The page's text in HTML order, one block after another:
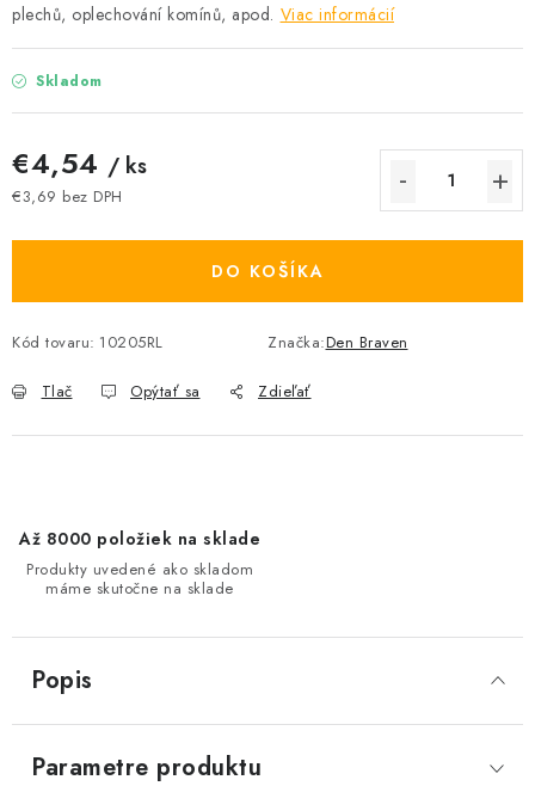
plechů, oplechování komínů, apod. Viac informácií
Skladom
€4,54 / ks
€3,69 bez DPH
DO KOŠÍKA
Kód tovaru: 10205RL Značka:Den Braven
Tlač Opýtať sa Zdieľať
Až 8000 položiek na sklade
Produkty uvedené ako skladom
máme skutočne na sklade
Popis
Parametre produktu